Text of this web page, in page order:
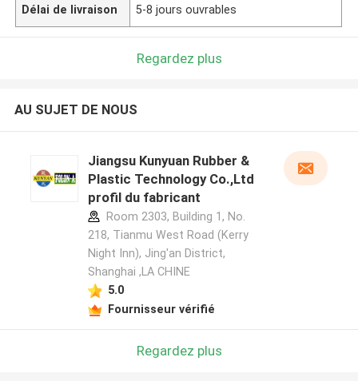
Délai de livraison 5-8 jours ouvrables
Regardez plus
AU SUJET DE NOUS
Jiangsu Kunyuan Rubber &
Plastic Technology Co.,Ltd
profil du fabricant
Room 2303, Building 1, No.
218, Tianmu West Road (Kerry
Night Inn), Jing'an District,
Shanghai ,LA CHINE
5.0
Fournisseur vérifié
Regardez plus